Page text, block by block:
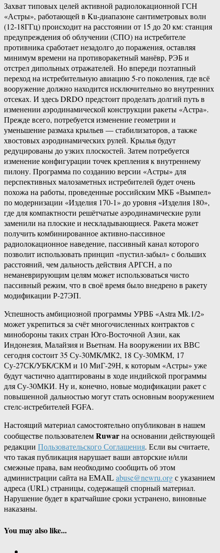
Захват типовых целей активной радиолокационной ГСН
«Астры», работающей в Ku-диапазоне сантиметровых волн
(12-18ГГц) происходит на расстоянии от 15 до 20 км: станция
предупреждения об облучении (СПО) на истребителе
противника сработает незадолго до поражения, оставляя
минимум времени на противоракетный манёвр, РЭБ и
отстрел дипольных отражателей. Но впереди поэтапный
переход на истребительную авиацию 5-го поколения, где всё
вооружение должно находится исключительно во внутренних
отсеках. И здесь DRDO предстоит проделать долгий путь в
изменении аэродинамической конструкции ракеты «Астра».
Прежде всего, потребуется изменение геометрии и
уменьшение размаха крыльев — стабилизаторов, а также
хвостовых аэродинамических рулей. Крылья будут
редуцированы до узких плоскостей. Затем потребуется
изменение конфигурации точек крепления к внутреннему
пилону. Программа по созданию версии «Астры» для
перспективных малозаметных истребителей будет очень
похожа на работы, проведенные российским МКБ «Вымпел»
по модернизации «Изделия 170-1» до уровня «Изделия 180»,
где для компактности решётчатые аэродинамические рули
заменили на плоские и нескладывающиеся. Ракета может
получить комбинированное активно-пассивное
радиолокационное наведение, пассивный канал которого
позволит использовать принцип «пустил-забыл» с больших
расстояний, чем дальность действия АРГСН, а по
неманеврирующим целям может использоваться чисто
пассивный режим, что в своё время было внедрено в ракету
модификации Р-27ЭП.
Успешность амбициозной программы УРВБ «Astra Mk.1/2»
может укрепиться за счёт многочисленных контрактов с
минобороны таких стран Юго-Восточной Азии, как
Индонезия, Малайзия и Вьетнам. На вооружении их ВВС
сегодня состоит 35 Су-30МК/МК2, 18 Су-30МКМ, 17
Су-27СК/УБК/СКМ и 10 МиГ-29Н, к которым «Астры» уже
будут частично адаптированы в ходе индийской программы
для Су-30МКИ. Ну и, конечно, новые модификации ракет с
повышенной дальностью могут стать основным вооружением
стелс-истребителей FGFA.
Настоящий материал самостоятельно опубликован в нашем
сообществе пользователемRuwarна основании действующей
редакции Пользовательского Соглашения. Если вы считаете,
что такая публикация нарушает ваши авторские и/или
смежные права, вам необходимо сообщить об этом
администрации сайта на EMAILabuse@newru.orgс указанием
адреса (URL) страницы, содержащей спорный материал.
Нарушение будет в кратчайшие сроки устранено, виновные
наказаны.
You may also like...